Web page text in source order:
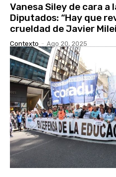
Vanesa Siley de cara a
Diputados: “Hay que
crueldad de Javier
Contexto - Ago 20, 2025